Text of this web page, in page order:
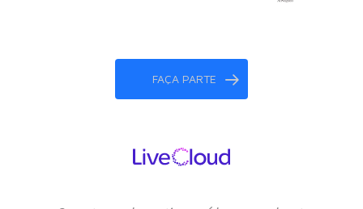
FAÇA PARTE